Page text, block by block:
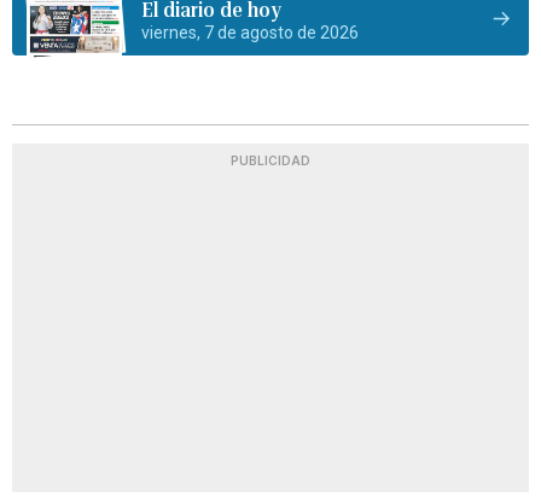
El diario de hoy
viernes, 7 de agosto de 2026
PUBLICIDAD